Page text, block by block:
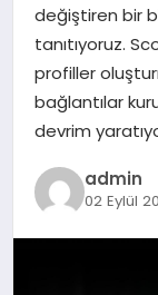
değiştiren bir
tanıtıyoruz.
profiller
bağlantılar
devrim
admin
02 Eylül